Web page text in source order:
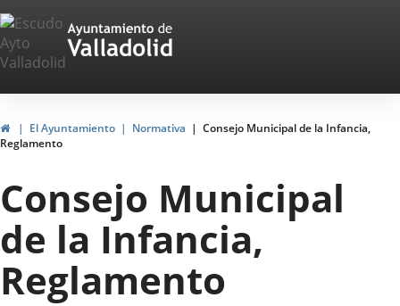
Saltar al contenido
Portal
Web
del
Ayuntamiento
de
Valladolid
InicioEl Ayuntamiento Normativa
Consejo Municipal de la Infancia,
Reglamento
Consejo Municipal
de la Infancia,
Reglamento